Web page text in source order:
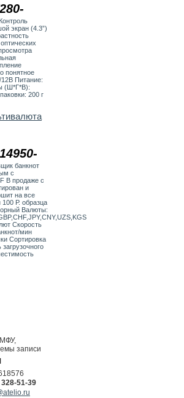
экран (4.3”)
понятное
Питание:
(Ш*Г*В):
200 г
банкнот
с
В продаже с
и
на все
Р. образца
Валюты:
Скорость
мин
Сортировка
записи
328-51-39